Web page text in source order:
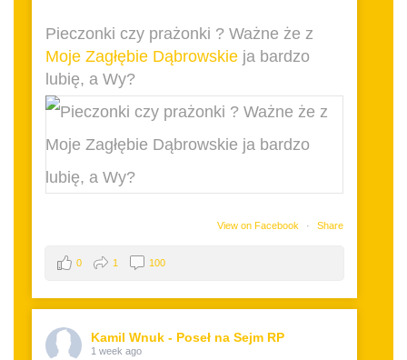
Pieczonki czy prażonki ? Ważne że z
Moje Zagłębie Dąbrowskie ja bardzo
lubię, a Wy?
View on Facebook · Share
0 1 100
Kamil Wnuk - Poseł na Sejm RP
1 week ago